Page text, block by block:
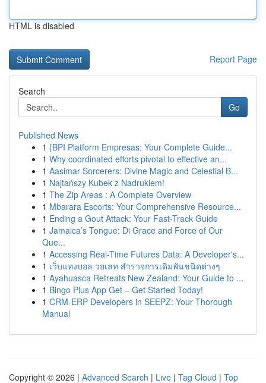
HTML is disabled
Report Page
Search
Go
Published News
1 {BPI Platform Empresas: Your Complete Guide...
1 Why coordinated efforts pivotal to effective an...
1 Aasimar Sorcerers: Divine Magic and Celestial B...
1 Najtańszy Kubek z Nadrukiem!
1 The Zip Areas : A Complete Overview
1 Mbarara Escorts: Your Comprehensive Resource...
1 Ending a Gout Attack: Your Fast-Track Guide
1 Jamaica’s Tongue: Di Grace and Force of Our
Que...
1 Accessing Real-Time Futures Data: A Developer's...
1 เว็บแทงบอล วอเลท สำรวจการเดิมพันชนิดต่างๆ
1 Ayahuasca Retreats New Zealand: Your Guide to ...
1 Bingo Plus App Get – Get Started Today!
1 CRM-ERP Developers in SEEPZ: Your Thorough
Manual
Copyright © 2026 | Advanced Search | Live | Tag Cloud | Top